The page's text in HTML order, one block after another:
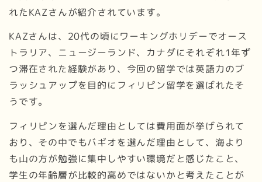
れたKAZさんが紹介されています。
KAZさんは、20代の頃にワーキングホリデーでオース
トラリア、ニュージーランド、カナダにそれぞれ1年ず
つ滞在された経験があり、今回の留学では英語力のブ
ラッシュアップを目的にフィリピン留学を選ばれたそ
うです。
フィリピンを選んだ理由としては費用面が挙げられて
おり、その中でもバギオを選んだ理由として、海より
も山の方が勉強に集中しやすい環境だと感じたこと、
学生の年齢層が比較的高めではないかと考えたことが